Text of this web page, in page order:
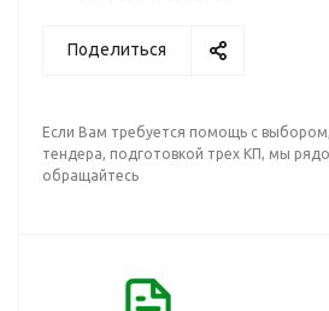
Поделиться
Если Вам требуется помощь с
тендера, подготовкой трех КП, мы
обращайтесь